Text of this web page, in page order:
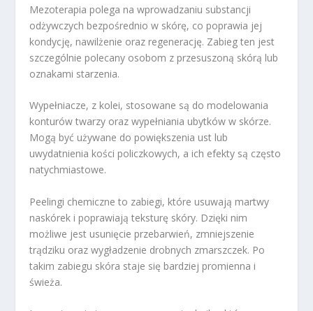
Mezoterapia polega na wprowadzaniu substancji
odżywczych bezpośrednio w skórę, co poprawia jej
kondycję, nawilżenie oraz regenerację. Zabieg ten jest
szczególnie polecany osobom z przesuszoną skórą lub
oznakami starzenia.
Wypełniacze, z kolei, stosowane są do modelowania
konturów twarzy oraz wypełniania ubytków w skórze.
Mogą być używane do powiększenia ust lub
uwydatnienia kości policzkowych, a ich efekty są często
natychmiastowe.
Peelingi chemiczne to zabiegi, które usuwają martwy
naskórek i poprawiają teksturę skóry. Dzięki nim
możliwe jest usunięcie przebarwień, zmniejszenie
trądziku oraz wygładzenie drobnych zmarszczek. Po
takim zabiegu skóra staje się bardziej promienna i
świeża.